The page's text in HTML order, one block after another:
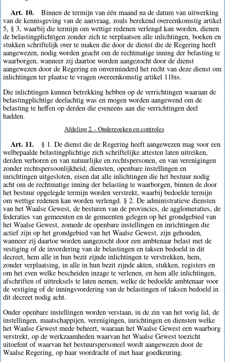
Art. 10.
Binnen de termijn van één maand na de datum van uitwerking
van de kennisgeving van de aanvraag, zoals berekend overeenkomstig artikel
5, § 3, waarbij die termijn om wettige redenen verlengd kan worden, dienen
de belastingplichtigen zonder zich te verplaatsen alle inlichtingen, boeken en
stukken schriftelijk over te maken die door de dienst die de Regering heeft
aangewezen, nodig worden geacht om de rechtmatige inning der belasting te
waarborgen, wanneer zij daartoe worden aangezocht door de dienst
aangewezen door de Regering en onverminderd het recht van deze dienst om
inlichtingen ter plaatse te vragen overeenkomstig artikel 11bis.
Die inlichtingen kunnen betrekking hebben op de verrichtingen waaraan de
belastingplichtige deelachtig was en mogen worden aangewend om de
belasting te heffen op derden die eveneens aan die verrichtingen deel
hadden.
Afdeling 2. - Onderzoeken en controles
Art. 11.
§ 1. De dienst die de Regering heeft aangewezen mag voor een
welbepaalde belastingplichtige zich schriftelijke attesten laten uitreiken,
derden verhoren en van natuurlijke en rechtspersonen, en van verenigingen
zonder rechtspersoonlijkheid, diensten, openbare instellingen en
inrichtingen uitgesloten, eisen dat alle inlichtingen die het bestuur nodig
acht om de rechtmatige inning der belasting te waarborgen, binnen de door
het bestuur opgelegde termijn worden verstrekt, waarbij bedoelde termijn
om wettige redenen kan worden verlengd. § 2. De administratieve diensten
van het Waalse Gewest, de besturen van de provincies, de agglomeraties, de
federaties van gemeenten en de gemeenten gelegen op het grondgebied van
het Waalse Gewest, zomede de openbare instellingen en inrichtingen die
actief zijn op het grondgebied van het Waalse Gewest, zijn gehouden,
wanneer zij daartoe worden aangezocht door een ambtenaar belast met de
vestiging of de invordering van de belastingen en taksen bedoeld in dit
decreet, hem alle in hun bezit zijnde inlichtingen te verstrekken, hem,
zonder verplaatsing, in alle in hun bezit zijnde akten, stukken, registers en
om het even welke bescheiden inzage te verlenen, en hem alle inlichtingen,
afschriften of uittreksels te laten nemen, welke de bedoelde ambtenaar voor
de vestiging of de inningsvordering van de belastingen of taksen bedoeld in
dit decreet nodig acht.
Onder openbare instellingen worden verstaan, in de zin van het vorig lid, de
instellingen, maatschappijen, verenigingen, inrichtingen en diensten welke
het Waalse Gewest mede beheert, waaraan het Waalse Gewest een waarborg
verstrekt, op de werkzaamheden waarvan het Waalse Gewest toezicht
uitoefent of waarvan het bestuurspersoneel wordt aangewezen door de
Waalse Regering, op haar voordracht of met haar goedkeuring.